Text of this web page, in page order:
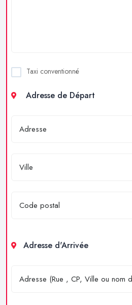
Taxi conventionné
Adresse de Départ
Adresse d'Arrivée